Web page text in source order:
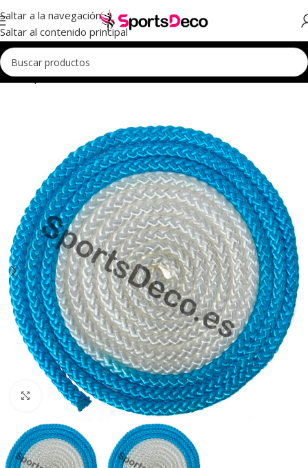
Saltar a la navegación
Saltar al contenido principal
Inicio Aparatos Cuerdas Cuerdas Iniciación Multicolor
Haga clic para ampliar